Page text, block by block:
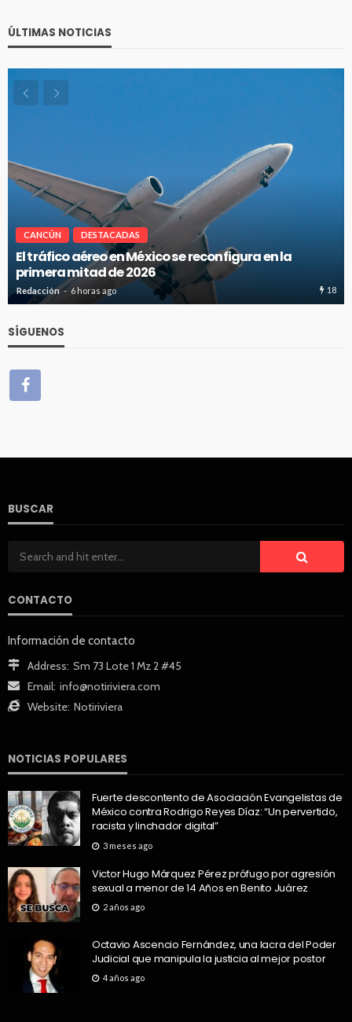
ÚLTIMAS NOTICIAS
CANCÚN DESTACADAS
Cancún-Toronto lidera tráfico aéreo internacional
del Caribe Mexicano
Redacción 6 horas ago 20
SÍGUENOS
BUSCAR
CONTACTO
Información de contacto
Address: Sm 73 Lote 1 Mz 2 #45
Email: info@notiriviera.com
Website: Notiriviera
NOTICIAS POPULARES
Fuerte descontento de Asociación Evangelistas de
México contra Rodrigo Reyes Díaz: “Un pervertido,
racista y linchador digital”
3 meses ago
Victor Hugo Márquez Pérez prófugo por agresión
sexual a menor de 14 Años en Benito Juárez
2 años ago
Octavio Ascencio Fernández, una lacra del Poder
Judicial que manipula la justicia al mejor postor
4 años ago